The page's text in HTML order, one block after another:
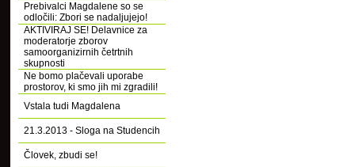
Prebivalci Magdalene so se
odločili: Zbori se nadaljujejo!
AKTIVIRAJ SE! Delavnice za
moderatorje zborov
samoorganizirnih četrtnih
skupnosti
Ne bomo plačevali uporabe
prostorov, ki smo jih mi zgradili!
Vstala tudi Magdalena
21.3.2013 - Sloga na Studencih
Človek, zbudi se!